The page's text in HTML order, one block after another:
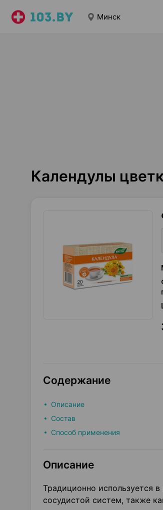
Минск
Календулы
Содержание
Описание
Состав
Способ применения
Описание
Традиционно используется
сосудистой систем, также